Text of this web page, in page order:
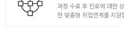
과정 수료 후 진로에 대한
한 맞춤형 취업연계를 지원